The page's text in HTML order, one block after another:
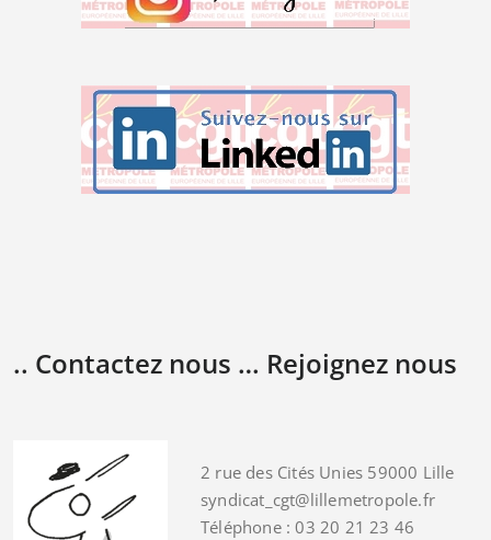
.. Contactez nous … Rejoignez nous
2 rue des Cités Unies 59000 Lille
syndicat_cgt@lillemetropole.fr
Téléphone : 03 20 21 23 46